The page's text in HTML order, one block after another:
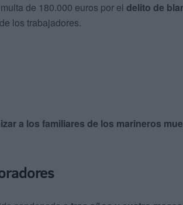
de 180.000 euros por el delito de
los trabajadores.
a los familiares de los marineros